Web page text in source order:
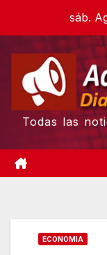
content
sáb.
Todas las
ECONOMIA